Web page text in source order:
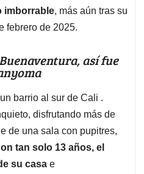
imborrable, más aún tras su
febrero de 2025.
así fue
barrio al sur de Cali .
disfrutando más de
de una sala con pupitres,
tan solo 13 años, el
su casa e